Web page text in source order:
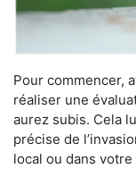
Pour commencer,
réaliser une
aurez subis. Cela
précise de
local ou dans